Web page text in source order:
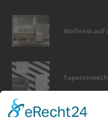
Wellness auf